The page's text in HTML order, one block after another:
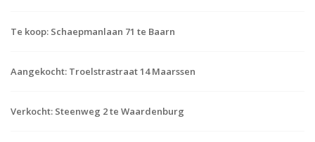
Te koop: Schaepmanlaan 71 te Baarn
Aangekocht: Troelstrastraat 14 Maarssen
Verkocht: Steenweg 2 te Waardenburg